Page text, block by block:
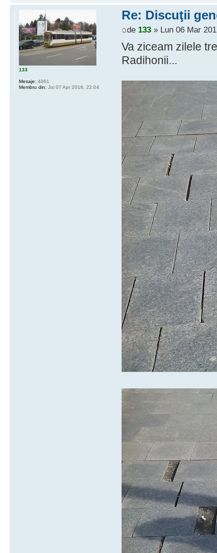
Re: Discuţii
de 133» Lun 06 Mar
Va ziceam zilele
Radihonii...
133
Mesaje: 4861
Membru din: Joi 07 Apr 2016, 22:04